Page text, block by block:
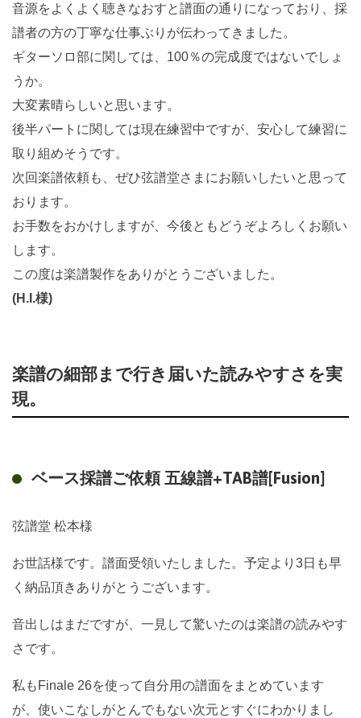
音源をよくよく聴きなおすと譜面の通りになっており、採
譜者の方の丁寧な仕事ぶりが伝わってきました。
ギターソロ部に関しては、100％の完成度ではないでしょ
うか。
大変素晴らしいと思います。
後半パートに関しては現在練習中ですが、安心して練習に
取り組めそうです。
次回楽譜依頼も、ぜひ弦譜堂さまにお願いしたいと思って
おります。
お手数をおかけしますが、今後ともどうぞよろしくお願い
します。
この度は楽譜製作をありがとうございました。
(H.I.様)
楽譜の細部まで行き届いた読みやすさを実
現。
ベース採譜ご依頼 五線譜+TAB譜[Fusion]
弦譜堂 松本様
お世話様です。譜面受領いたしました。予定より3日も早
く納品頂きありがとうございます。
音出しはまだですが、一見して驚いたのは楽譜の読みやす
さです。
私もFinale 26を使って自分用の譜面をまとめています
が、使いこなしがとんでもない次元とすぐにわかりまし